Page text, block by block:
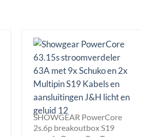
SHOWGEAR PowerCore
2s.6p breakoutbox S19